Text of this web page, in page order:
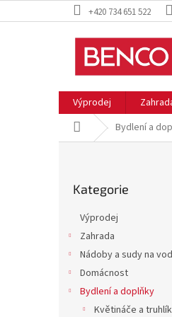
na
+420 734 651 522
Výprodej
Domů Bydlení a
kategorie
Kategorie
Výprodej
Zahrada
Nádoby a sudy na
Domácnost
Bydlení a doplňky
Květináče a